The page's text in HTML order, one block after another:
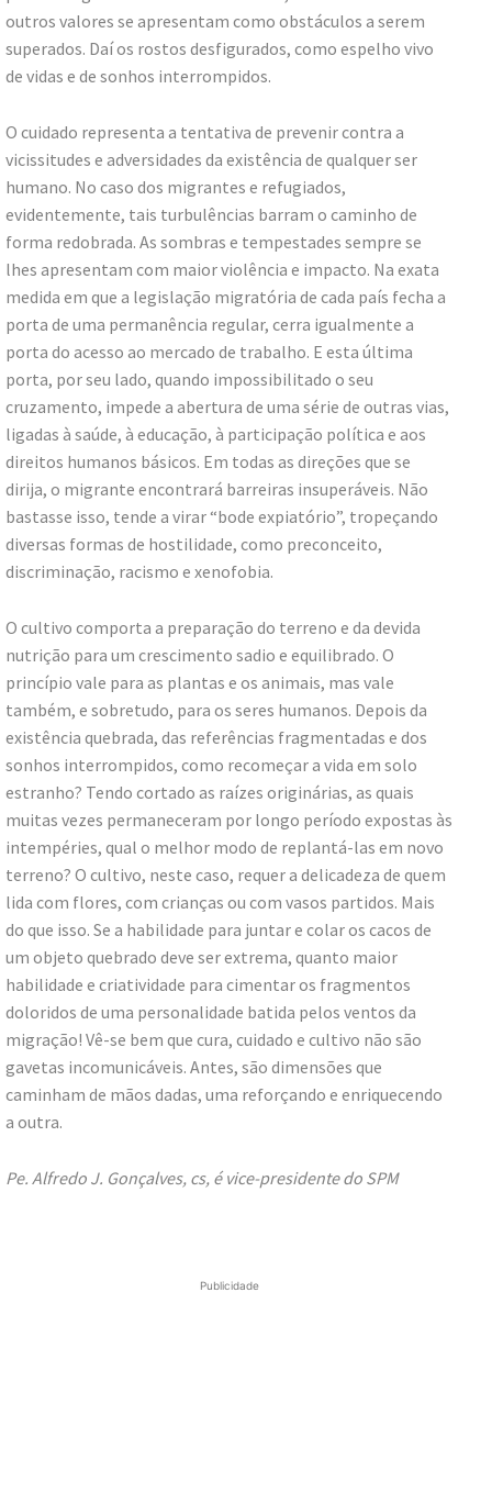
outros valores se apresentam como obstáculos a serem
superados. Daí os rostos desfigurados, como espelho vivo
de vidas e de sonhos interrompidos.
O cuidado representa a tentativa de prevenir contra a
vicissitudes e adversidades da existência de qualquer ser
humano. No caso dos migrantes e refugiados,
evidentemente, tais turbulências barram o caminho de
forma redobrada. As sombras e tempestades sempre se
lhes apresentam com maior violência e impacto. Na exata
medida em que a legislação migratória de cada país fecha a
porta de uma permanência regular, cerra igualmente a
porta do acesso ao mercado de trabalho. E esta última
porta, por seu lado, quando impossibilitado o seu
cruzamento, impede a abertura de uma série de outras vias,
ligadas à saúde, à educação, à participação política e aos
direitos humanos básicos. Em todas as direções que se
dirija, o migrante encontrará barreiras insuperáveis. Não
bastasse isso, tende a virar “bode expiatório”, tropeçando
diversas formas de hostilidade, como preconceito,
discriminação, racismo e xenofobia.
O cultivo comporta a preparação do terreno e da devida
nutrição para um crescimento sadio e equilibrado. O
princípio vale para as plantas e os animais, mas vale
também, e sobretudo, para os seres humanos. Depois da
existência quebrada, das referências fragmentadas e dos
sonhos interrompidos, como recomeçar a vida em solo
estranho? Tendo cortado as raízes originárias, as quais
muitas vezes permaneceram por longo período expostas às
intempéries, qual o melhor modo de replantá-las em novo
terreno? O cultivo, neste caso, requer a delicadeza de quem
lida com flores, com crianças ou com vasos partidos. Mais
do que isso. Se a habilidade para juntar e colar os cacos de
um objeto quebrado deve ser extrema, quanto maior
habilidade e criatividade para cimentar os fragmentos
doloridos de uma personalidade batida pelos ventos da
migração! Vê-se bem que cura, cuidado e cultivo não são
gavetas incomunicáveis. Antes, são dimensões que
caminham de mãos dadas, uma reforçando e enriquecendo
a outra.
Pe. Alfredo J. Gonçalves, cs, é vice-presidente do SPM
Publicidade